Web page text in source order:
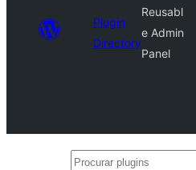
Plugin
Directory
Reusabl
e Admin
Panel
Procurar